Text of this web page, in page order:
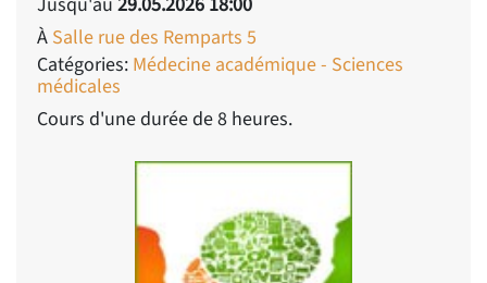
À Salle rue des Remparts 5
Catégories: Médecine académique - Sciences
médicales
Cours d'une durée de 8 heures.